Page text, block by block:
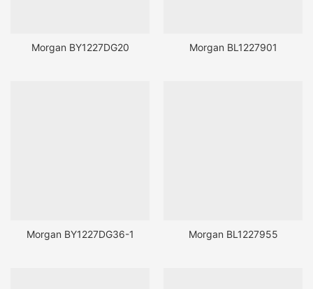
Morgan BY1227DG20 Morgan BL1227901
Morgan BY1227DG36-1 Morgan BL1227955